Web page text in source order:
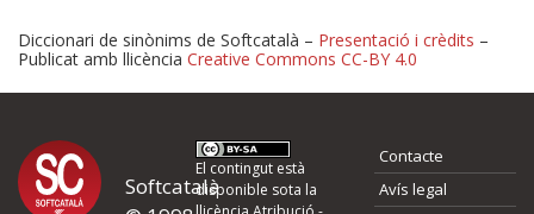
Proposeu-nos millores o
d'errors
Diccionari de sinònims de Softcatalà – Presentació i crèdits –
Publicat amb llicència Creative Commons CC-BY 4.0
Softcatalà
El contingut està
disponible sota la
Contacte
Avís legal